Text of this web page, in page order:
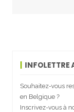
INFOLETTRE
Souhaitez-vous
en Belgique ?
Inscrivez-vous à